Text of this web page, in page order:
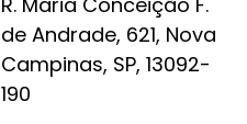
de Andrade, 621, Nova
Campinas, SP, 13092-
190